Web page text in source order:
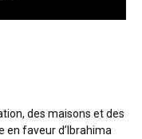
des maisons et des
en faveur d’Ibrahima